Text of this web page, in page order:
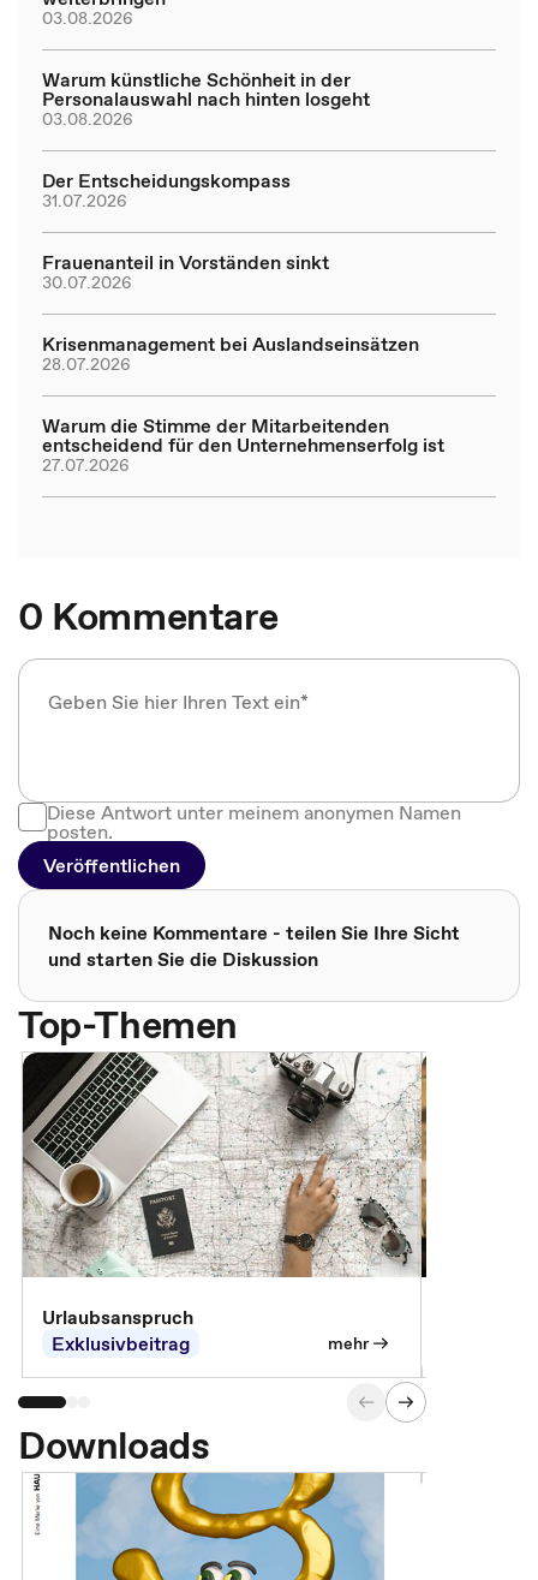
03.08.2026
Warum künstliche Schönheit in der
Personalauswahl nach hinten losgeht
03.08.2026
Der Entscheidungskompass
31.07.2026
Frauenanteil in Vorständen sinkt
30.07.2026
Krisenmanagement bei Auslandseinsätzen
28.07.2026
Warum die Stimme der Mitarbeitenden
entscheidend für den Unternehmenserfolg ist
27.07.2026
0 Kommentare
Diese Antwort unter meinem anonymen Namen
posten.
Veröffentlichen
Noch keine Kommentare - teilen Sie Ihre Sicht
und starten Sie die Diskussion
Top-Themen
Urlaubsanspruch
Exklusivbeitrag
mehr
Downloads